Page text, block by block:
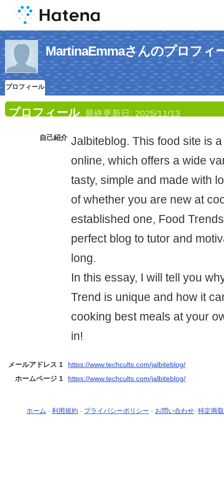
MartinaEmmaさんのプロフィ
プロフィール
プロフィール 最終更新日: 2025/11/13
自己紹介 Jalbiteblog. This food site is
online, which offers a wide
tasty, simple and made with
of whether you are new at
established one, Food
perfect blog to tutor and
long.
In this essay, I will tell you
Trend is unique and how it
cooking best meals at your
in!
メールアドレス 1
https://www.techcults.com/jalbiteblog/
ホームページ 1
https://www.techcults.com/jalbiteblog/
ホーム - 利用規約 - プライバシーポリシー - お問い合わせ- 特定商